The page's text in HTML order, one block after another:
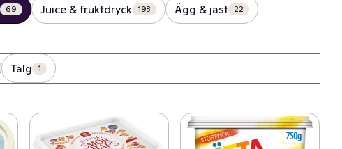
69 Juice & fruktdryck 193 Ägg & jäst 22
Talg 1